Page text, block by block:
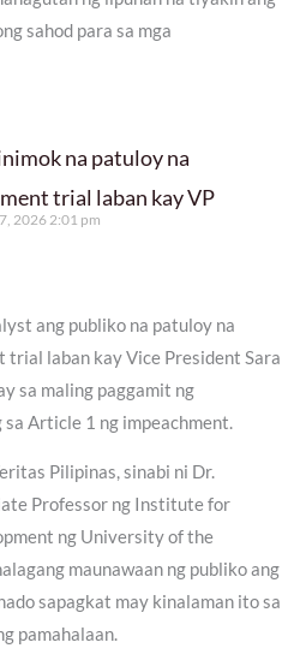
sahod para sa mga
na patuloy na
trial laban kay VP
2026 2:01 pm
ang publiko na patuloy na
trial laban kay Vice President Sara
sa maling paggamit ng
Article 1 ng impeachment.
Pilipinas, sinabi ni Dr.
Professor ng Institute for
ng University of the
maunawaan ng publiko ang
sapagkat may kinalaman ito sa
pamahalaan.